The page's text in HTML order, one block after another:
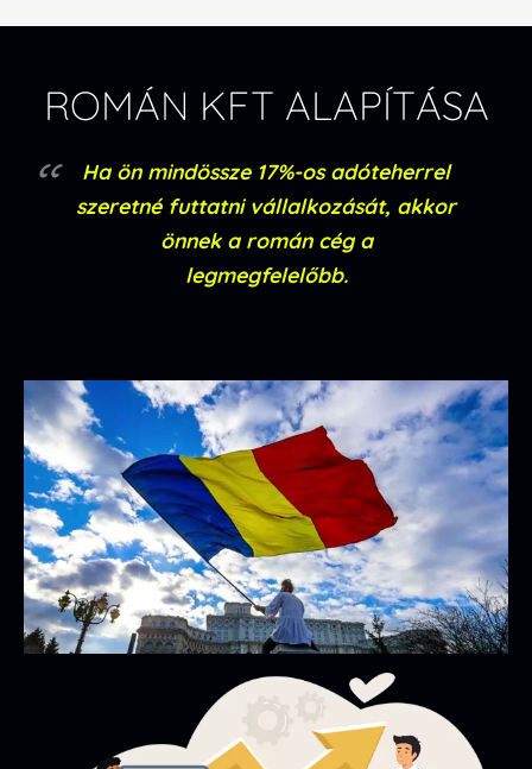
ROMÁN KFT ALAPÍTÁSA
Ha ön mindössze 17%-os adóteherrel
szeretné futtatni vállalkozását, akkor
önnek a román cég a
legmegfelelőbb.